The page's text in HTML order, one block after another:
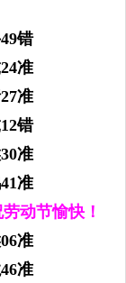
错
准
准
错
准
准
动节愉快！
准
准